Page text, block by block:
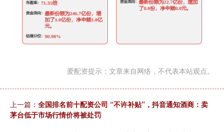
爱配资提示：文章来自网络，不代表本站观点。
上一篇： 全国排名前十配资公司 “不许补贴”，抖音通知酒商：卖
茅台低于市场行情价将被处罚